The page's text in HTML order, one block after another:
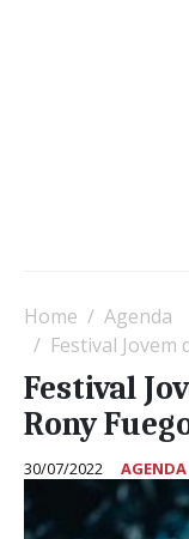
Home
Agenda
Festival Jovem
Festival
Rony
30/07/2022 AGENDA